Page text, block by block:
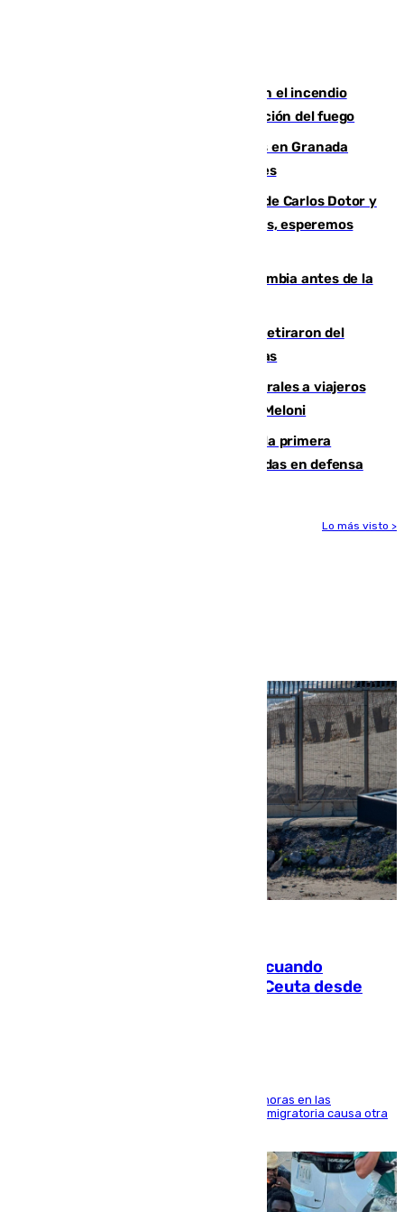
Activado el nivel 2 de emergencia en el incendio
forestal de Niebla por la compleja evolución del fuego
Controlado un incendio de rastrojos en Granada
junto a la autovía y al Callejón de Nogales
Juanfran Funes, sobre las lesiones de Carlos Dotor y
Fernando Calero: “Estamos preocupados, esperemos
Felipe VI refuerza los lazos con Colombia antes de la
Fernando Calero y Carlos Dotor se retiraron del
encuentro contra el Ceuta con molestias
España restablece controles temporales a viajeros
procedentes de Italia como repuesta a Meloni
El Málaga cae ante el Ceuta y suma la primera
derrota de la pretemporada dejando dudas en defensa
Lo más visto >
Fallece un joven tras caer al mar cuando
intentaba entrar en parapente a Ceuta desde
El accidente se produjo alrededor de las 8.00 horas en las
inmediaciones del espigón de Benzú y la crisis migratoria causa otra